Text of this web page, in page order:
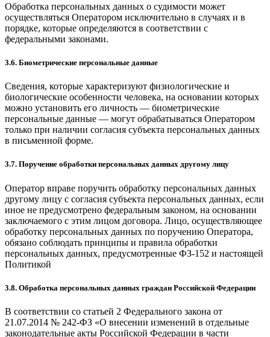
Обработка персональных данных о судимости может
осуществляться Оператором исключительно в случаях и в
порядке, которые определяются в соответствии с
федеральными законами.
3.6. Биометрические персональные данные
Сведения, которые характеризуют физиологические и
биологические особенности человека, на основании которых
можно установить его личность — биометрические
персональные данные — могут обрабатываться Оператором
только при наличии согласия субъекта персональных данных
в письменной форме.
3.7. Поручение обработки персональных данных другому лицу
Оператор вправе поручить обработку персональных данных
другому лицу с согласия субъекта персональных данных, если
иное не предусмотрено федеральным законом, на основании
заключаемого с этим лицом договора. Лицо, осуществляющее
обработку персональных данных по поручению Оператора,
обязано соблюдать принципы и правила обработки
персональных данных, предусмотренные ФЗ-152 и настоящей
Политикой
3.8. Обработка персональных данных граждан Российской Федерации
В соответствии со статьей 2 Федерального закона от
21.07.2014 № 242-ФЗ «О внесении изменений в отдельные
законодательные акты Российской Федерации в части